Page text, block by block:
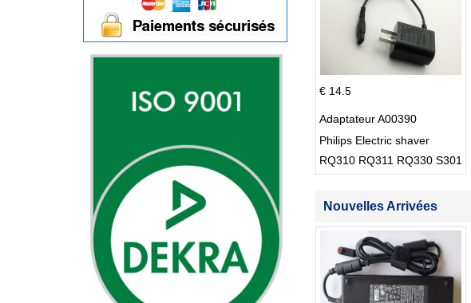
€ 14.5
Adaptateur A00390
Philips Electric shaver
RQ310 RQ311 RQ330 S301
Nouvelles Arrivées